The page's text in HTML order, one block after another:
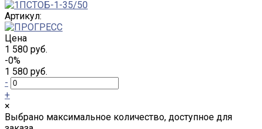
Артикул:
Цена
1 580 руб.
-0%
1 580 руб.
-
+
×
Выбрано максимальное количество, доступное для